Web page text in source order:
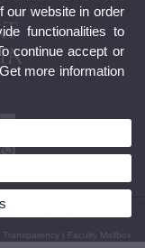
Transparency| Faculty Mailbox
our website in order
functionalities to
continue accept or
more information